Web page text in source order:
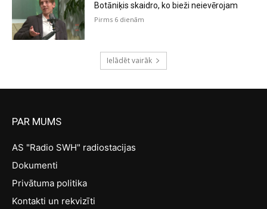
Botāniķis skaidro, ko bieži neievērojam
Pirms 6 dienām
Ielādēt vairāk
PAR MUMS
AS "Radio SWH" radiostacijas
Dokumenti
Privātuma politika
Kontakti un rekvizīti